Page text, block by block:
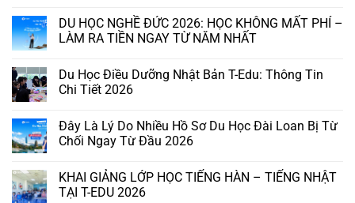
DU HỌC NGHỀ ĐỨC 2026: HỌC KHÔNG MẤT PHÍ –
LÀM RA TIỀN NGAY TỪ NĂM NHẤT
Du Học Điều Dưỡng Nhật Bản T-Edu: Thông Tin
Chi Tiết 2026
Đây Là Lý Do Nhiều Hồ Sơ Du Học Đài Loan Bị Từ
Chối Ngay Từ Đầu 2026
KHAI GIẢNG LỚP HỌC TIẾNG HÀN – TIẾNG NHẬT
TẠI T-EDU 2026